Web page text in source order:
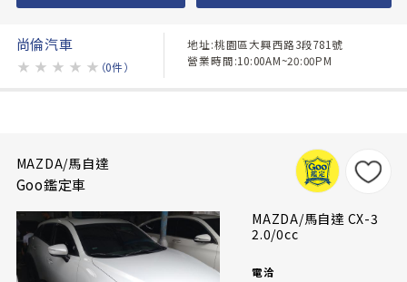
尚倫汽車
★ ★ ★ ★ ★ （0件）
地址:桃園區大興西路3段781號
營業時間:10:00AM~20:00PM
MAZDA/馬自達
Goo鑑定車
MAZDA/馬自達 CX-3
2.0/0cc
電洽